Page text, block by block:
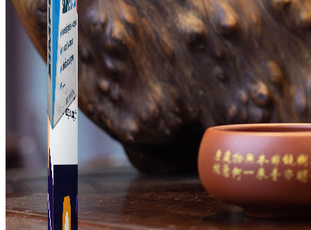
Simple Zalo
Hỗ trợ kết bạn, gửi tin nhắn chăm sóc khách hàng trên